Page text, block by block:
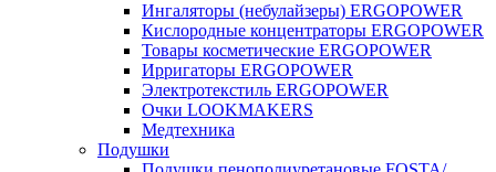
Ингаляторы (небулайзеры) ERGOPOWER
Кислородные концентраторы ERGOPOWER
Товары косметические ERGOPOWER
Ирригаторы ERGOPOWER
Электротекстиль ERGOPOWER
Очки LOOKMAKERS
Медтехника
Подушки